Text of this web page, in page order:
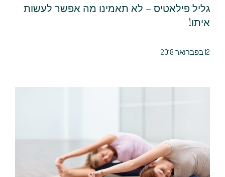
גליל פילאטיס – לא תאמינו מה אפשר לעשות
איתו!